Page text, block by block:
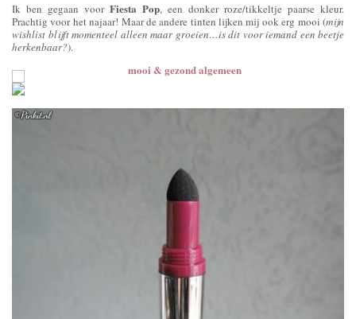
Ik ben gegaan voorFiesta Pop, een donker roze/tikkeltje paarse kleur.
Prachtig voor het najaar! Maar de andere tinten lijken mij ook erg mooi (mijn
wishlist blijft momenteel alleen maar groeien…is dit voor iemand een beetje
herkenbaar?).